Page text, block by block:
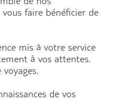
faire bénéficier de
mis à votre service
à vos attentes.
de vos